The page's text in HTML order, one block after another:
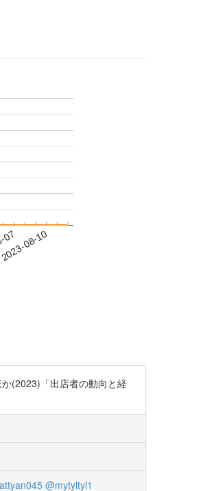
2023-08-10
(2023)「出店者の動向と経
@mytyltyl1